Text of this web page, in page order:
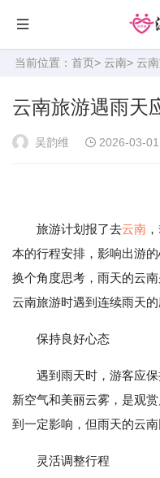
当前位置： 首页> 云南> 云
云南旅游遇雨天
吴韵维 2026-03-
旅游计划报了去云南
本的行程安排，影响出游
换个角度思考，雨天的云
云南旅游时遇到连续雨天的
保持良好心态
遇到雨天时，游客应
新空气和美丽云雾，是观
到一定影响，但雨天的云南
灵活调整行程